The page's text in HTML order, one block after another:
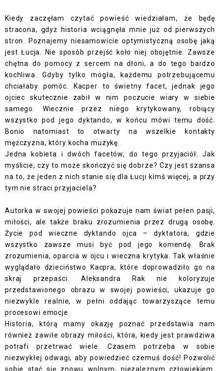
Kiedy zaczęłam czytać powieść wiedziałam, że będę
stracona, gdyż historia wciągnęła mnie już od pierwszych
stron. Poznajemy niesamowicie optymistyczną osobę jaką
jest Łucja. Nie sposób przejść koło niej obojętnie. Zawsze
chętna do pomocy z sercem na dłoni, a do tego bardzo
kochliwa. Gdyby tylko mogła, każdemu potrzebującemu
chciałaby pomóc. Kacper to świetny facet, jednak jego
ojciec skutecznie zabił w nim poczucie wiary w siebie
samego. Wiecznie przez niego krytykowany, robiący
wszystko pod jego dyktando, w końcu mówi temu dość.
Bonio natomiast to otwarty na wszelkie kontakty
mężczyzna, który kocha muzykę.
Jedna kobieta i dwóch facetów, do tego przyjaciół. Jak
myślicie, czy to może skończyć się dobrze? Czy jest szansa
na to, że jeden z nich stanie się dla Łucji kimś więcej, a przy
tym nie straci przyjaciela?
Autorka w swojej powieści pokazuje nam świat pełen pasji,
miłości, ale także braku zrozumienia przez drugą osobę.
Życie pod wieczne dyktando ojca – dyktatora, gdzie
wszystko zawsze musi być pod jego komendę. Brak
zrozumienia, oparcia w ojcu i wieczna krytyka. Tak właśnie
wyglądało dzieciństwo Kacpra, które doprowadziło go na
skraj przepaści. Aleksandra Rak nie koloryzuje
przedstawionego obrazu w swojej powieści, ukazuje go
niezwykle realnie, w pełni oddając towarzyszące temu
procesowi emocje.
Historia, którą mamy okazję poznać przedstawia nam
również zawiłe obrazy miłości, która, kiedy jest prawdziwa
potrafi przetrwać wiele. Czasem potrzeba w sobie
niezwykłej odwagi, aby powiedzieć czemuś dość! Pozwolić
sobie stać się znowu wolnym, niezależnym człowiekiem.